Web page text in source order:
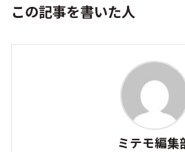
この記事を書いた人
ミテモ編集